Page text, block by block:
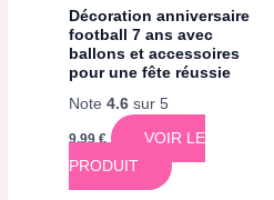
Décoration anniversaire
football 7 ans avec
ballons et accessoires
pour une fête réussie
Note4.6 sur 5
9,99€
VOIR LE
PRODUIT